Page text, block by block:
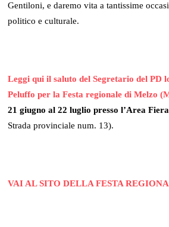
Gentiloni, e daremo vita a tantissime
politico e culturale.
Leggi qui il saluto del Segretario del PD
Peluffo per la Festa regionale di Melzo
21 giugno al 22 luglio presso l’Area Fiera
Strada provinciale num. 13).
VAI AL SITO DELLA FESTA